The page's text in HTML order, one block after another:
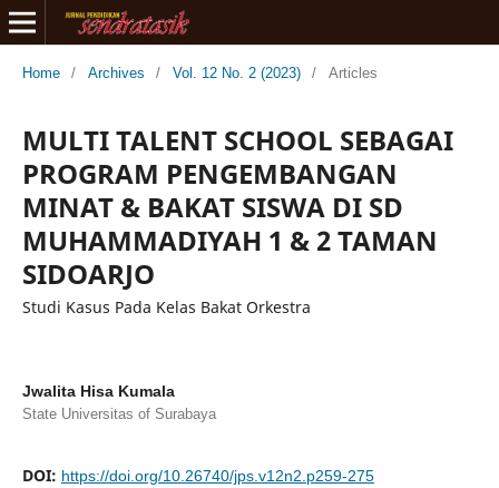
Home / Archives / Vol. 12 No. 2 (2023) / Articles
MULTI TALENT SCHOOL SEBAGAI
PROGRAM PENGEMBANGAN
MINAT & BAKAT SISWA DI SD
MUHAMMADIYAH 1 & 2 TAMAN
SIDOARJO
Studi Kasus Pada Kelas Bakat Orkestra
Jwalita Hisa Kumala
State Universitas of Surabaya
DOI: https://doi.org/10.26740/jps.v12n2.p259-275